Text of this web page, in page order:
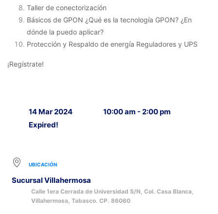
Taller de conectorización
Básicos de GPON ¿Qué es la tecnología GPON? ¿En
dónde la puedo aplicar?
Protección y Respaldo de energía Reguladores y UPS
¡Regístrate!
14 Mar 2024
Expired!
10:00 am - 2:00 pm
UBICACIÓN
Sucursal Villahermosa
Calle 1era Cerrada de Universidad S/N, Col. Casa Blanca,
Villahermosa, Tabasco. CP. 86060